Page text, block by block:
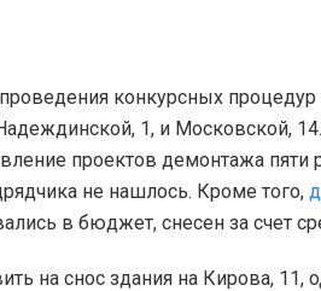
конкурсных процедур
1, и Московской,
проектов демонтажа пяти
не нашлось. Кроме того,
в бюджет, снесен за счет
на снос здания на Кирова, 11,